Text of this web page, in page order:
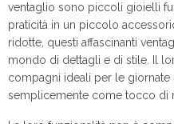
ventaglio sono piccoli gioielli
praticità in un piccolo
ridotte, questi affascinanti
mondo di dettagli e di stile. Il
compagni ideali per le
semplicemente come tocco di